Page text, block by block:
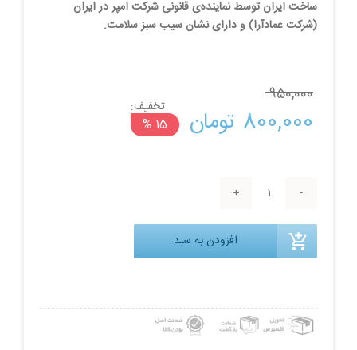
ساخت ایران توسط نماینده‌ی قانونی شرکت امپر در ایران
(شرکت عمادآرا) و دارای نشان سیب سبز سلامت.
950,000
قیمت
بود.
800,000 تومان قیمتتخفیف:
15 %
عطر
عمادآرا
250
میلی‌لیتر
افزودن به سبد